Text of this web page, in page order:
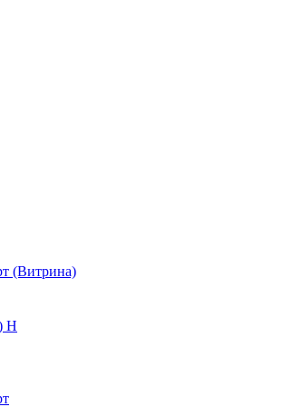
(Витрина)
Н